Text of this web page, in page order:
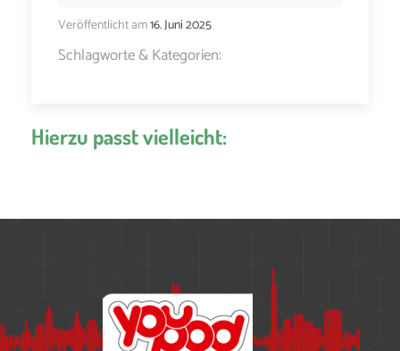
Veröffentlicht am16. Juni 2025
Schlagworte & Kategorien:
Hierzu passt vielleicht: